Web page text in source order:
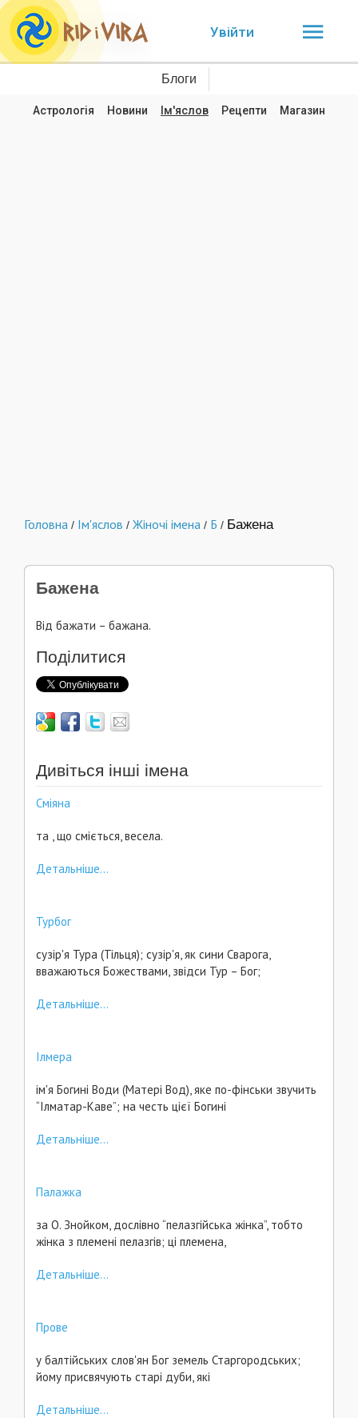
Увійти
Блоги
Астрологія Новини Ім'яслов Рецепти Магазин
Головна / Ім'яслов / Жіночі імена / Б / Бажена
Бажена
Від бажати – бажана.
Поділитися
Дивіться інші імена
Сміяна
та , що сміється, весела.
Детальніше...
Турбог
сузір'я Тура (Тільця); сузір'я, як сини Сварога,
вважаються Божествами, звідси Тур – Бог;
Детальніше...
Ілмера
ім'я Богині Води (Матері Вод), яке по-фінськи звучить
“Ілматар-Каве”; на честь цієї Богині
Детальніше...
Палажка
за О. Знойком, дослівно “пелазгійська жінка”, тобто
жінка з племені пелазгів; ці племена,
Детальніше...
Прове
у балтійських слов'ян Бог земель Старгородських;
йому присвячують старі дуби, які
Детальніше...